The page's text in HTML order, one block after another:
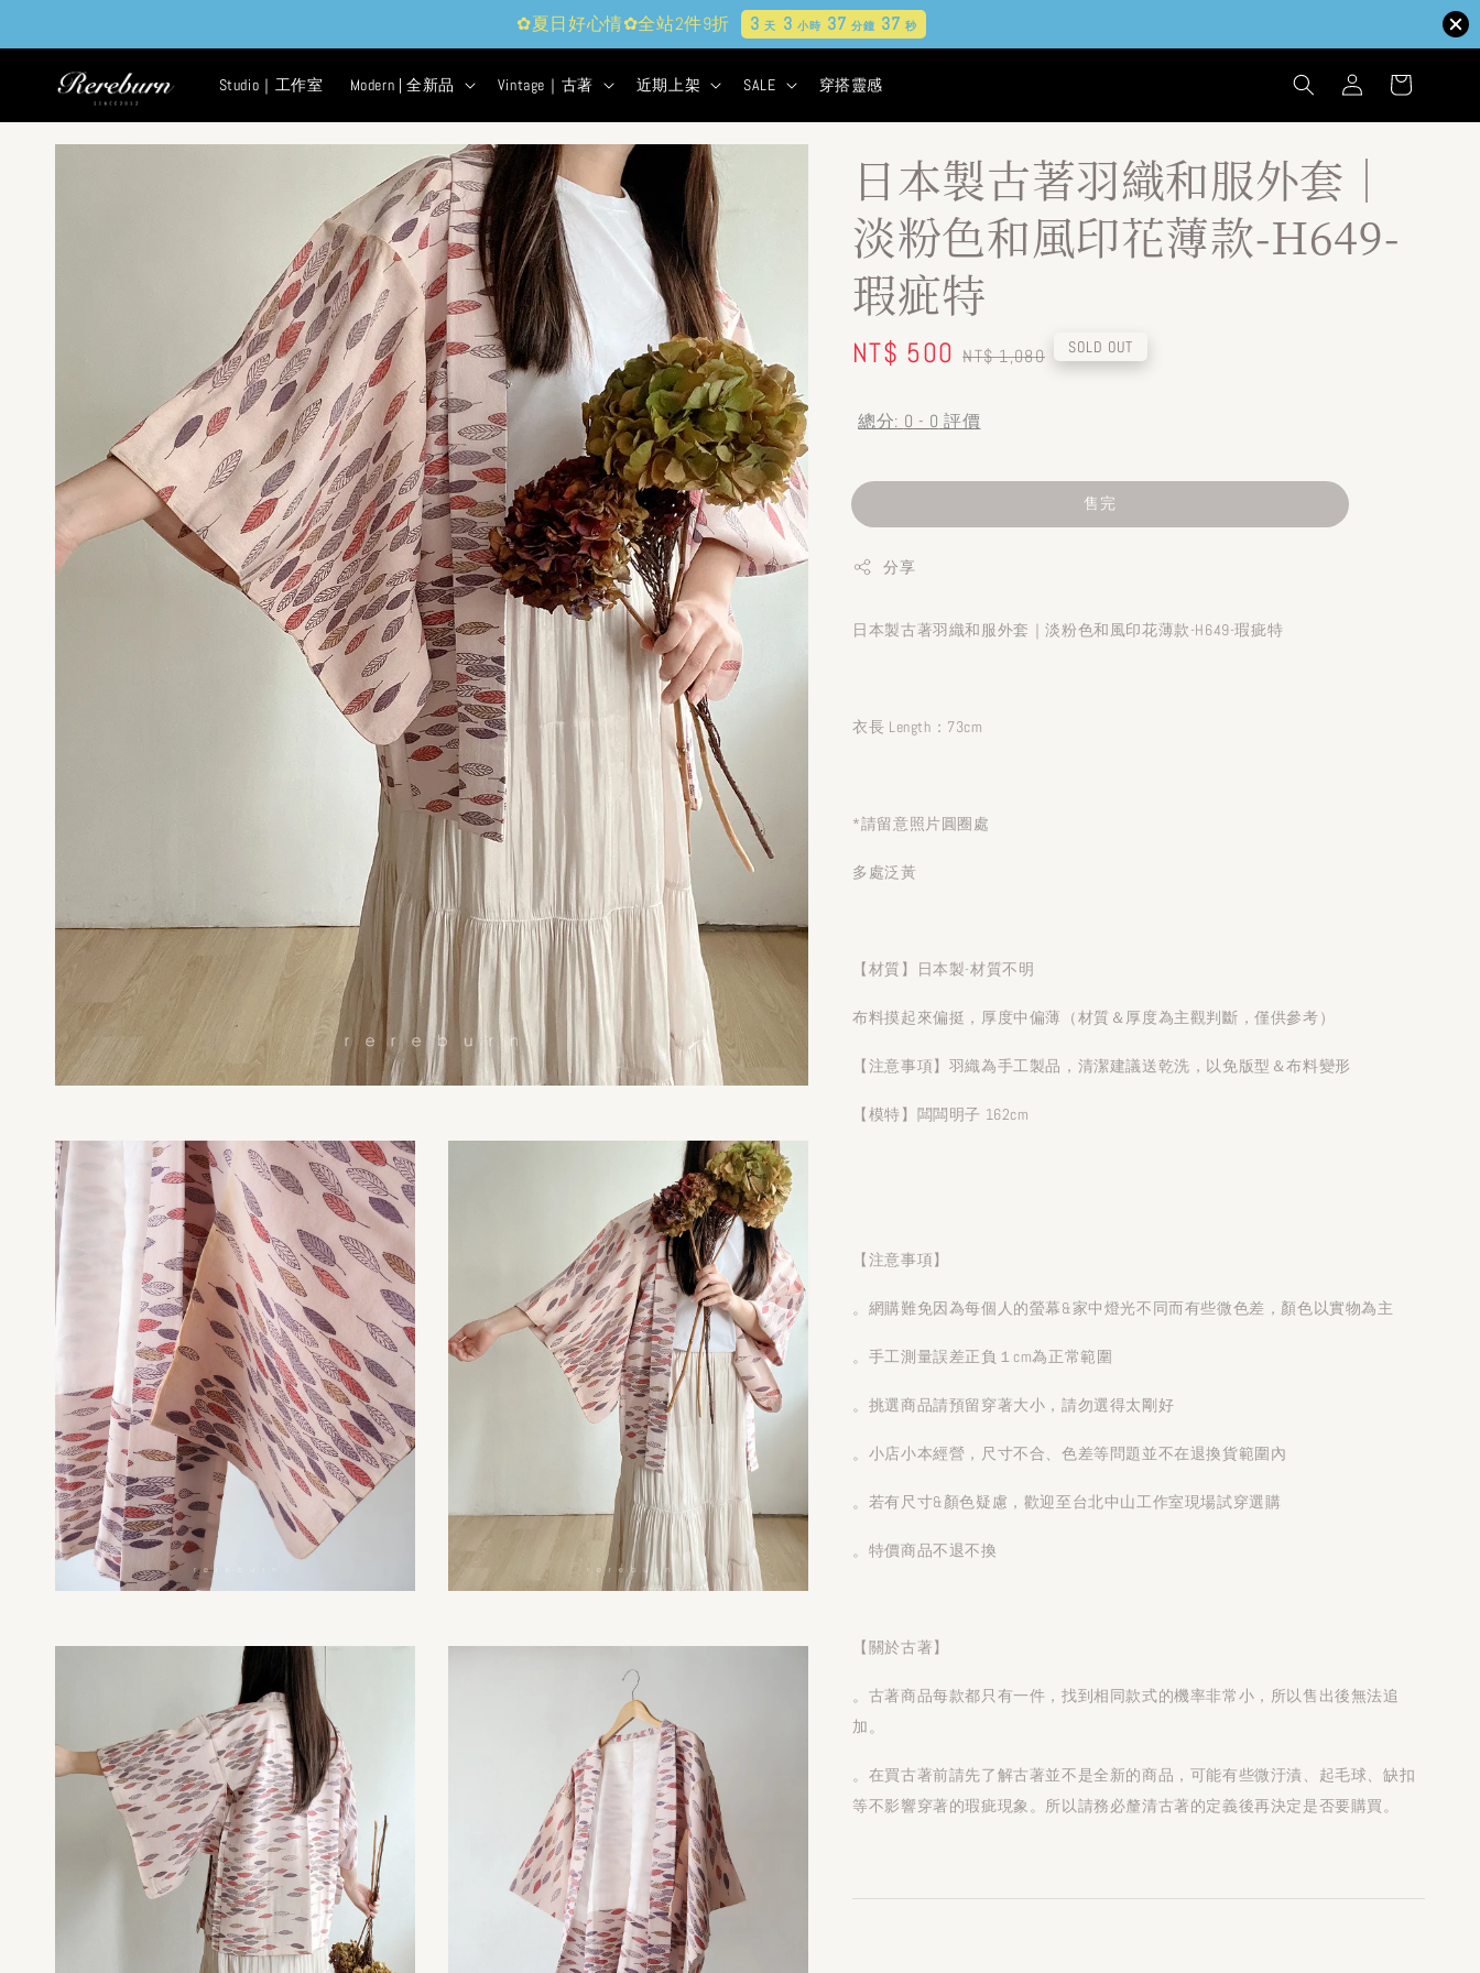
✿夏日好心情✿全站2件9折 3天 3小時 37分鐘 35秒
Studio｜工作室 Modern | 全新品 Vintage｜古著 近期上架 SALE 穿搭靈感
日本製古著羽織和服外套｜
淡粉色和風印花薄款-H649-
瑕疵特
Sale
NT$ 500 Regular
NT$ 1,080 SOLD OUT
總分: 0 - 0 評價
售完
分享
日本製古著羽織和服外套｜淡粉色和風印花薄款-H649-瑕疵特
衣長 Length：73cm
*請留意照片圓圈處
多處泛黃
【材質】日本製-材質不明
布料摸起來偏挺，厚度中偏薄（材質＆厚度為主觀判斷，僅供參考）
【注意事項】羽織為手工製品，清潔建議送乾洗，以免版型＆布料變形
【模特】闆闆明子 162cm
【注意事項】
。網購難免因為每個人的螢幕&家中燈光不同而有些微色差，顏色以實物為主
。手工測量誤差正負１cm為正常範圍
。挑選商品請預留穿著大小，請勿選得太剛好
。小店小本經營，尺寸不合、色差等問題並不在退換貨範圍內
。若有尺寸&顏色疑慮，歡迎至台北中山工作室現場試穿選購
。特價商品不退不換
【關於古著】
。古著商品每款都只有一件，找到相同款式的機率非常小，所以售出後無法追
加。
。在買古著前請先了解古著並不是全新的商品，可能有些微汙漬、起毛球、缺扣
等不影響穿著的瑕疵現象。所以請務必釐清古著的定義後再決定是否要購買。